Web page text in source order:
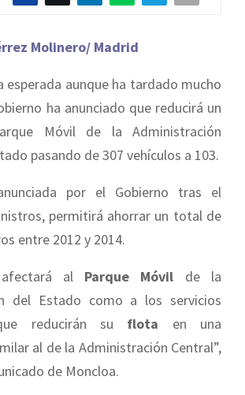
Molinero/ Madrid
esperada aunque ha tardado mucho
ha anunciado que reducirá un
Móvil de la Administración
pasando de 307 vehículos a 103.
por el Gobierno tras el
permitirá ahorrar un total de
entre 2012 y 2014.
al Parque Móvil de la
del Estado como a los servicios
reducirán su flota en una
al de la Administración Central”,
de Moncloa.